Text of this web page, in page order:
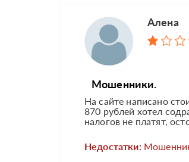
Алена
Мошенники.
На сайте написано
870 рублей хотел
налогов не платят,
Недостатки: